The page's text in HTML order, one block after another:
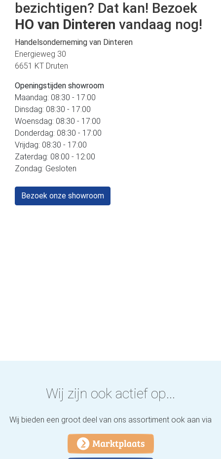
bezichtigen? Dat kan! Bezoek
HO van Dinteren vandaag nog!
Handelsonderneming van Dinteren
Energieweg 30
6651 KT Druten
Openingstijden showroom
Maandag: 08:30 - 17:00
Dinsdag: 08:30 - 17:00
Woensdag: 08:30 - 17:00
Donderdag: 08:30 - 17:00
Vrijdag: 08:30 - 17:00
Zaterdag: 08:00 - 12:00
Zondag: Gesloten
Bezoek onze showroom
Wij zijn ook actief op...
Wij bieden een groot deel van ons assortiment ook aan via